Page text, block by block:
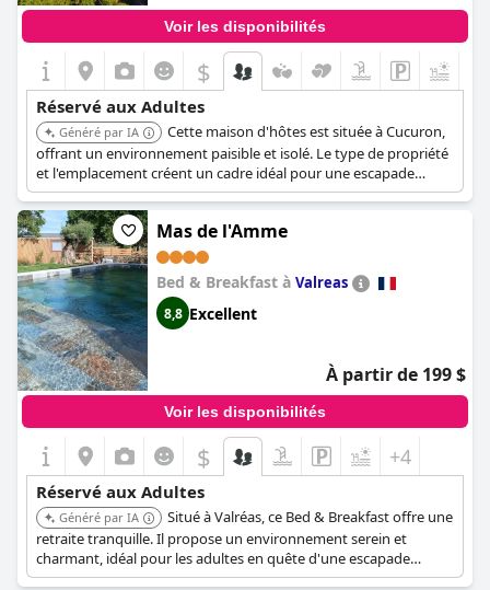
Voir les disponibilités
$
Réservé aux Adultes
Généré par IA
Cette maison d'hôtes est située à Cucuron,
offrant un environnement paisible et isolé. Le type de propriété
et l'emplacement créent un cadre idéal pour une escapade
tranquille axée sur les adultes.
Mas de l'Amme
Bed & Breakfast à Valreas
8,8 Excellent
À partir de 199 $
Voir les disponibilités
$ +4
Réservé aux Adultes
Généré par IA
Situé à Valréas, ce Bed & Breakfast offre une
retraite tranquille. Il propose un environnement serein et
charmant, idéal pour les adultes en quête d'une escapade
paisible.